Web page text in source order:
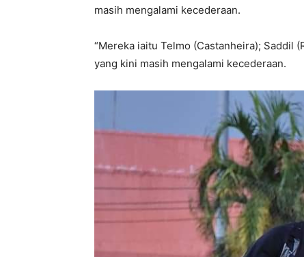
masih mengalami kecederaan.
“Mereka iaitu Telmo (Castanheira); Saddil
yang kini masih mengalami kecederaan.